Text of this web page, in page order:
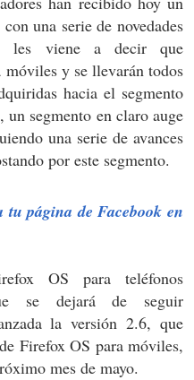
una serie de novedades
les viene a decir que
móviles y se llevarán todos
hacia el segmento
un segmento en claro auge
una serie de avances
por este segmento.
tu página de Facebook en
OS para teléfonos
se dejará de seguir
la versión 2.6, que
Firefox OS para móviles,
mes de mayo.